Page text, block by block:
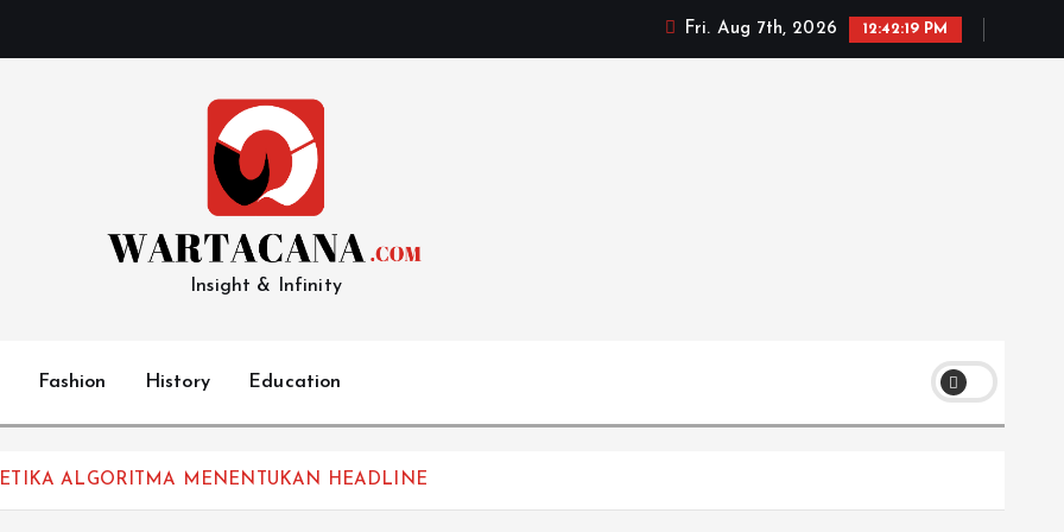
Fri. Aug 7th, 2026 12:42:20 PM
Insight & Infinity
Fashion History Education
ALGORITMA MENENTUKAN HEADLINE